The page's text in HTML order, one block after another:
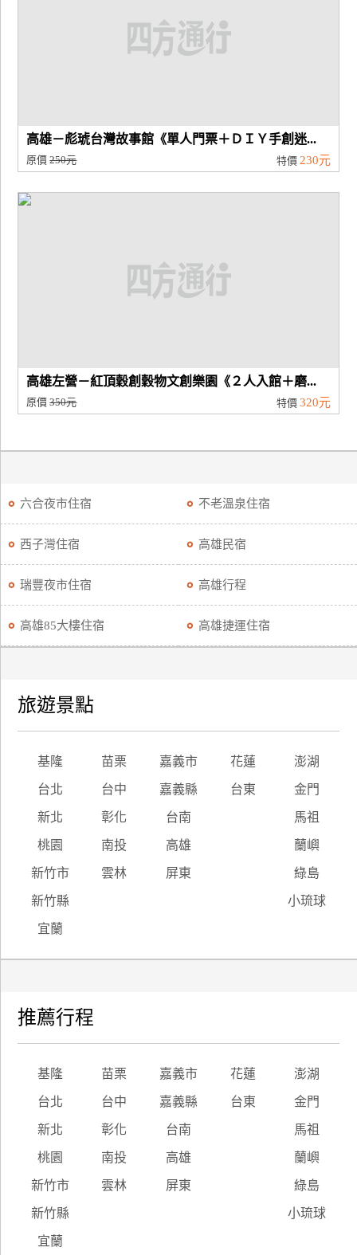
高雄－彪琥台灣故事館《單人門票＋ＤＩＹ手創迷...
原價250元 特價 230元
高雄左營－紅頂穀創穀物文創樂園《２人入館＋磨...
原價350元 特價 320元
六合夜市住宿 不老溫泉住宿
西子灣住宿 高雄民宿
瑞豐夜市住宿 高雄行程
高雄85大樓住宿 高雄捷運住宿
旅遊景點
基隆 苗栗 嘉義市 花蓮 澎湖
台北 台中 嘉義縣 台東 金門
新北 彰化 台南 馬祖
桃園 南投 高雄 蘭嶼
新竹市 雲林 屏東 綠島
新竹縣 小琉球
宜蘭
推薦行程
基隆 苗栗 嘉義市 花蓮 澎湖
台北 台中 嘉義縣 台東 金門
新北 彰化 台南 馬祖
桃園 南投 高雄 蘭嶼
新竹市 雲林 屏東 綠島
新竹縣 小琉球
宜蘭